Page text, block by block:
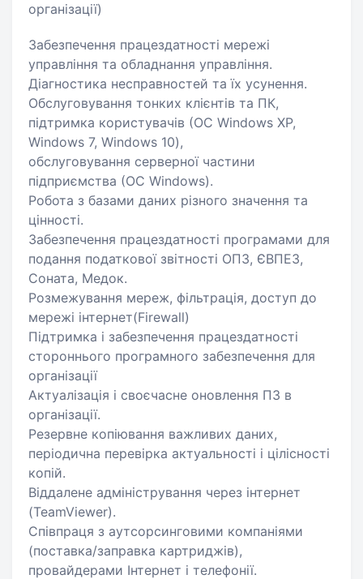
організації)
Забезпечення працездатності мережі
управління та обладнання управління.
Діагностика несправностей та їх усунення.
Обслуговування тонких клієнтів та ПК,
підтримка користувачів (ОС Windows XP,
Windows 7, Windows 10),
обслуговування серверної частини
підприємства (ОС Windows).
Робота з базами даних різного значення та
цінності.
Забезпечення працездатності програмами для
подання податкової звітності ОПЗ, ЄВПЕЗ,
Соната, Медок.
Розмежування мереж, фільтрація, доступ до
мережі інтернет(Firewall)
Підтримка і забезпечення працездатності
стороннього програмного забезпечення для
організації
Актуалізація і своєчасне оновлення ПЗ в
організації.
Резервне копіювання важливих даних,
періодична перевірка актуальності і цілісності
копій.
Віддалене адміністрування через інтернет
(TeamViewer).
Співпраця з аутсорсинговими компаніями
(поставка/заправка картриджів),
провайдерами Інтернет і телефонії.